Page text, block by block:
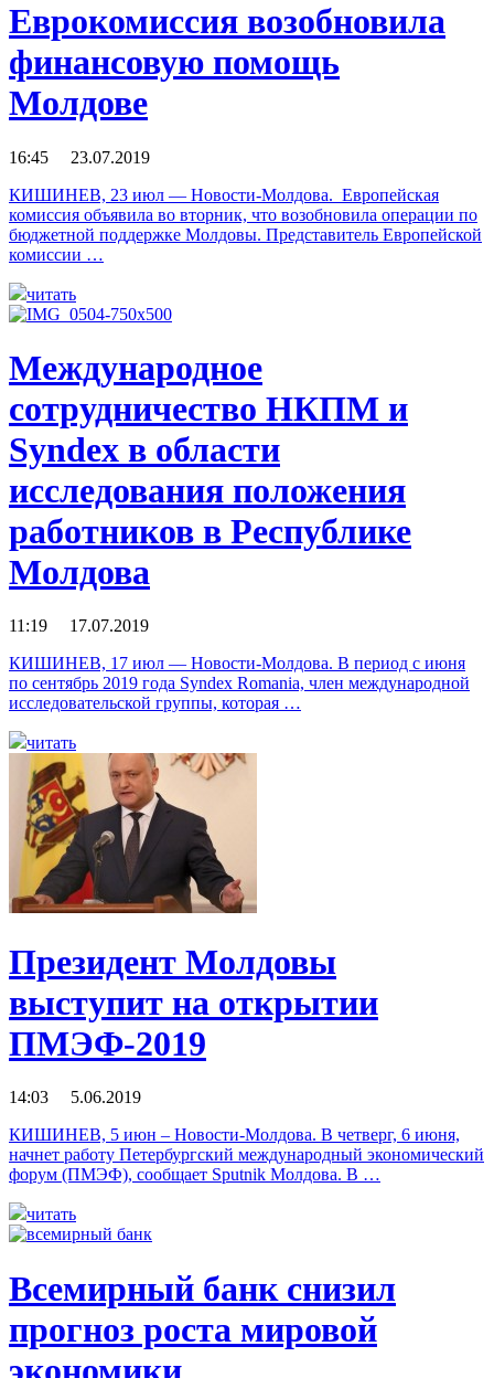
Еврокомиссия возобновила
финансовую помощь
Молдове
16:45 23.07.2019
КИШИНЕВ, 23 июл — Новости-Молдова. Европейская
комиссия объявила во вторник, что возобновила операции по
бюджетной поддержке Молдовы. Представитель Европейской
комиссии …
читать
Международное
сотрудничество НКПМ и
Syndex в области
исследования положения
работников в Республике
Молдова
11:19 17.07.2019
КИШИНЕВ, 17 июл — Новости-Молдова. В период с июня
по сентябрь 2019 года Syndex Romania, член международной
исследовательской группы, которая …
читать
Президент Молдовы
выступит на открытии
ПМЭФ-2019
14:03 5.06.2019
КИШИНЕВ, 5 июн – Новости-Молдова. В четверг, 6 июня,
начнет работу Петербургский международный экономический
форум (ПМЭФ), сообщает Sputnik Молдова. В …
читать
Всемирный банк снизил
прогноз роста мировой
экономики